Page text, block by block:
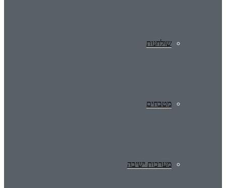
שולחנות
מטבחים
מערכות ישיבה